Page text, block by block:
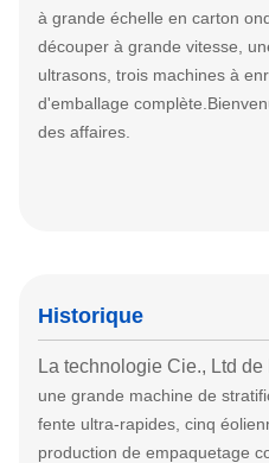
à grande échelle en carton
découper à grande vitesse,
ultrasons, trois machines à
d'emballage
des affaires.
Historique
La technologie Cie., Ltd
une grande machine de
fente ultra-rapides, cinq
production de empaquetage